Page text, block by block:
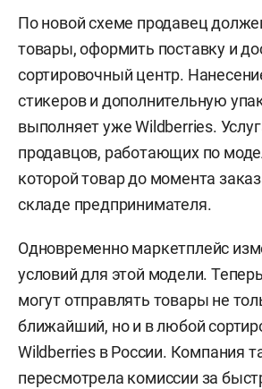
По новой схеме продавец
товары, оформить поставку и
сортировочный центр.
стикеров и дополнительную
выполняет уже Wildberries.
продавцов, работающих по
которой товар до момента
складе предпринимателя.
Одновременно маркетплейс
условий для этой модели.
могут отправлять товары не
ближайший, но и в любой
Wildberries в России. Компания
пересмотрела комиссии за